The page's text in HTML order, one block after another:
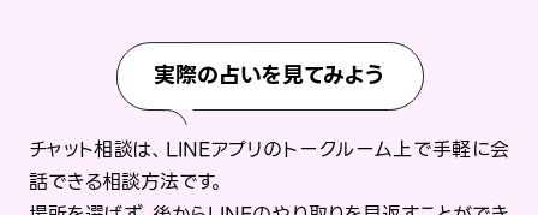
実際の占いを見てみよう
チャット相談は、LINEアプリのトークルーム上で手軽に会
話できる相談方法です。